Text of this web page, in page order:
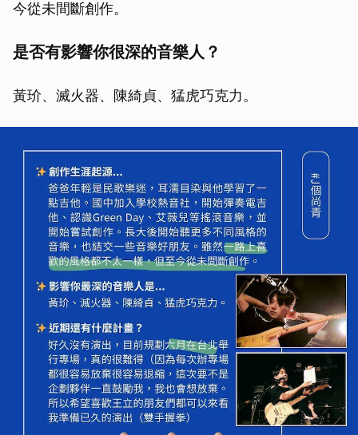
今從未間斷創作。
是否有影響你很深的音樂人？
黃玠、滅火器、陳綺貞、猛虎巧克力。